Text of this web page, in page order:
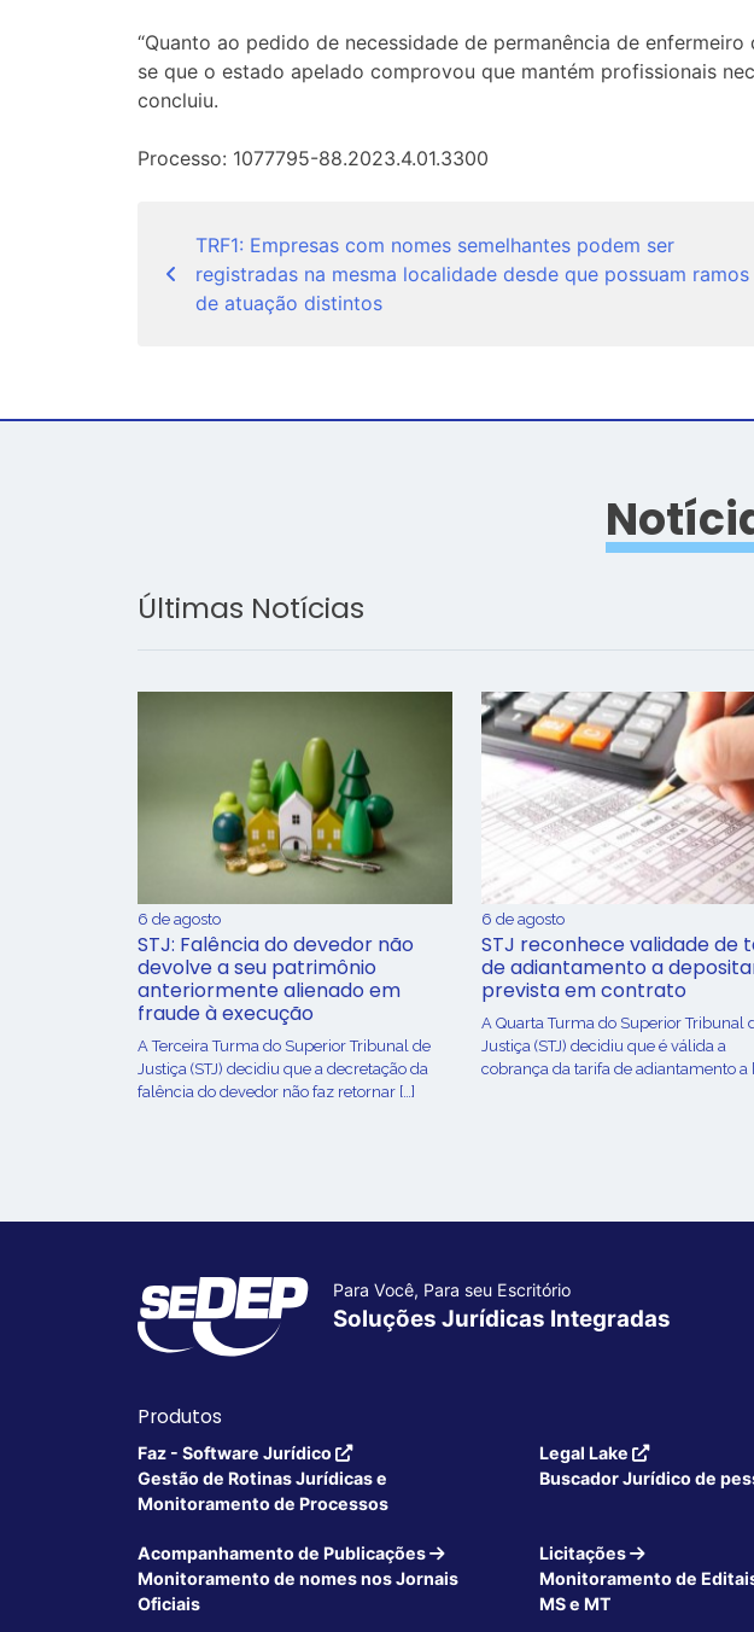
“Quanto ao pedido de necessidade de permanência de
se que o estado apelado comprovou que mantém profissionais
concluiu.
Processo: 1077795-88.2023.4.01.3300
de
Post
TRF1: Empresas com nomes semelhantes podem ser
registradas na mesma localidade desde que possuam ramos
de atuação distintos
Últimas Notícias
6 de agosto
STJ: Falência do devedor não
devolve a seu patrimônio
anteriormente alienado em
fraude à execução
A Terceira Turma do Superior Tribunal de
Justiça (STJ) decidiu que a decretação da
falência do devedor não faz retornar […]
6 de agosto
STJ reconhece validade de
de adiantamento a
prevista em contrato
A Quarta Turma do Superior Tribunal
Justiça (STJ) decidiu que é válida a
cobrança da tarifa de adiantamento a
Para Você, Para seu Escritório
Soluções Jurídicas Integradas
Produtos
Faz - Software Jurídico
Gestão de Rotinas Jurídicas e
Monitoramento de Processos
Legal Lake
Buscador Jurídico de
Acompanhamento de Publicações
Monitoramento de nomes nos Jornais
Oficiais
Licitações
Monitoramento de
MS e MT